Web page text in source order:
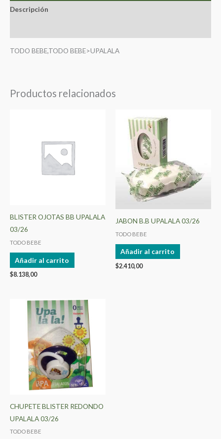
Descripción
TODO BEBE,TODO BEBE>UPALALA
Productos relacionados
BLISTER OJOTAS BB UPALALA
03/26
TODO BEBE
Añadir al carrito
$8.138,00
JABON B.B UPALALA 03/26
TODO BEBE
Añadir al carrito
$2.410,00
CHUPETE BLISTER REDONDO
UPALALA 03/26
TODO BEBE
producto
tiene
múltiples
variantes.
Las
opciones
pueden